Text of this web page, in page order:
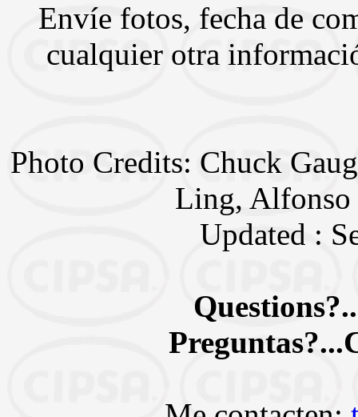
Envíe fotos, fecha de
cualquier otra
Photo Credits: Chuck
Ling, Alfonso
Updated :